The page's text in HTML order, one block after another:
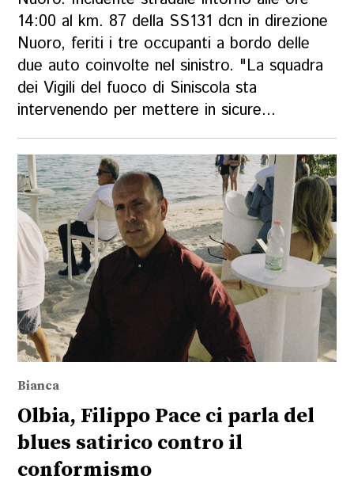
14:00 al km. 87 della SS131 dcn in direzione
Nuoro, feriti i tre occupanti a bordo delle
due auto coinvolte nel sinistro. "La squadra
dei Vigili del fuoco di Siniscola sta
intervenendo per mettere in sicure...
Bianca
Olbia, Filippo Pace ci parla del
blues satirico contro il
conformismo